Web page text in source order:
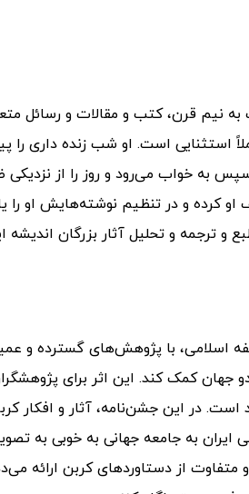
نیم قرن، کتب و مقالات و رسائل
استثنایی است. او شب زنده داری را
به خواب می‌رود و روز را از نزدیکی
کرده و در تنظیم نوشته‌هایش او را
ترجمه و تحلیل آثار بزرگان اندیشه
اسلامی، با پژوهش‌های گسترده و
جهان کمک کند. این اثر برای
است. در این جشن‌نامه، آثار و افکار
به جامعه جهانی به خوبی به
از دستاوردهای کربن ارائه